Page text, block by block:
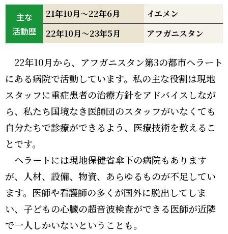
主な
活動歴
21年10月～22年6月
イエメン
22年10月～23年5月
アフガニスタン
22年10月から、アフガニスタン第3の都市ヘラート
にある病院で活動しています。私の主な役割は現地
スタッフに重症患者の治療方針をアドバイスしなが
ら、私たち国境なき医師団のスタッフがいなくても
自分たちで診療ができるよう、医療技術を教えるこ
とです。
ヘラートには現地保健省傘下の病院もあります
が、人材、設備、物資、あらゆるものが不足してい
ます。医師や看護師の多くが国外に脱出してしま
い、子どもの心臓の超音波検査ができる医師が近隣
で一人しかいないということも。